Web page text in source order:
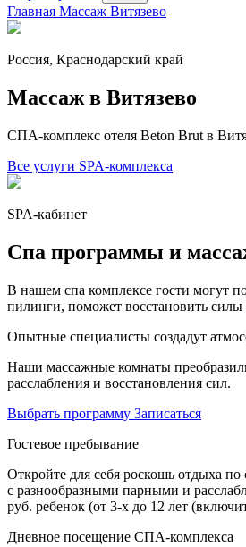
Главная Массаж Витязево
Россия, Краснодарский край
Массаж в Витязево
СПА-комплекс отеля Beton Brut в
Все услуги SPA-комплекса
SPA-кабинет
Спа программы и
В нашем спа комплексе гости могут
пилинги, поможет восстановить
Опытные специалисты создадут
Наши массажные комнаты
расслабления и восстановления сил.
Выбрать программу Записаться
Гостевое пребывание
Откройте для себя роскошь отдыха
с разнообразными парными и
руб. ребенок (от 3-х до 12 лет
Дневное посещение СПА-комплекса